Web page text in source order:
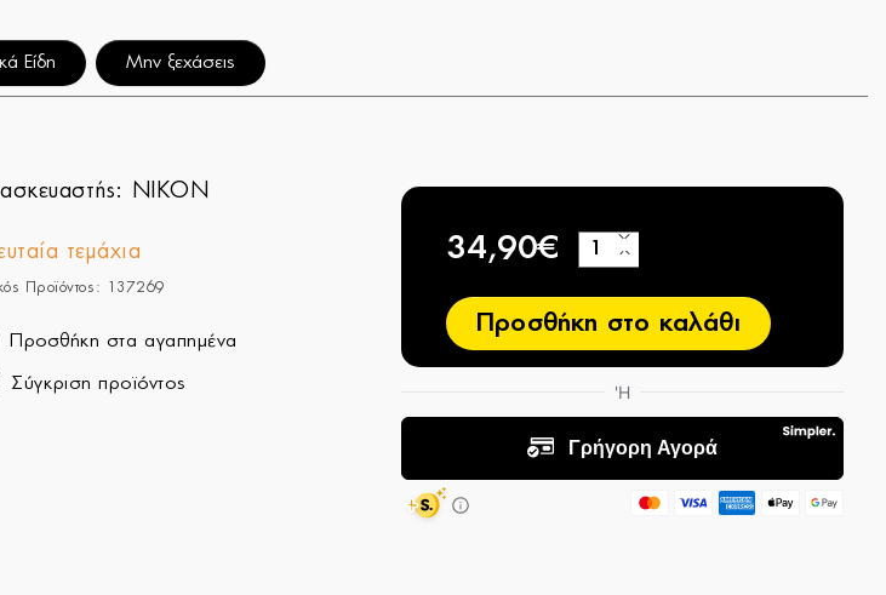
Είδη Μην ξεχάσεις
NIKON
τεμάχια
Προϊόντος: 137269
Προσθήκη στα αγαπημένα
Σύγκριση προϊόντος
34,90€ −
+
Προσθήκη στο καλάθι